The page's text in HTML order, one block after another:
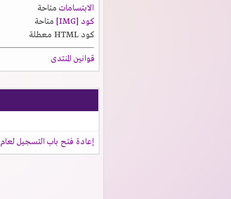
الابتسامات متاحة
كود [IMG]
متاحة
كود HTML
معطلة
قوانين المنتدى
إعادة فتح باب التسجيل لعام 2024